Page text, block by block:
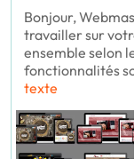
Bonjour,
travailler sur
ensemble selon
fonctionnalités
texte